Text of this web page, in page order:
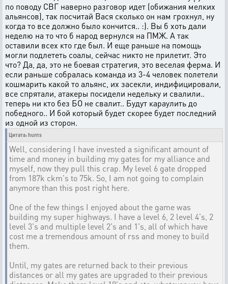
по поводу СВГ наверно разговор идет (обижания мелких
альянсов), так посчитай Вася сколько он нам грохнул, ну
когда то все должно было кончится.. :). Вы б хоть дали
неделю на то что б народ вернулся на ПМЖ. А так
оставили всех кто где был. И еще раньше на помощь
могли подлететь соалы, сейчас никто не прилетит. Это
что? Да, да, это не боевая стратегия, это веселая ферма. И
если раньше собралась команда из 3-4 человек полетели
кошмарить какой то альянс, их засекли, индифицировали,
все спрятали, атакеры посидели недельку и свалили..
теперь ни кто без БО не свалит.. Будут караулить до
победного.. И бой который будет скорее будет последний
из одной из сторон.
Цитата: hunts
Well, considering I have invested a significant amount of
time and money in building my gates for my alliance and
myself, now they pull this crap. My level 6 gate dropped
from 187k ckm's to 75k. So, I am not going to complain
anymore than this post right here.
One of the few things I enjoyed about the game was
building my super highways. I have a level 6, 2 level 4's, 2
level 3's and multiple level 2's and 1's, all of which have
cost me a tremendous amount of rss and money to build
them.
Until, my gates are returned back to their previous
distances or all my gates are upgraded to their previous